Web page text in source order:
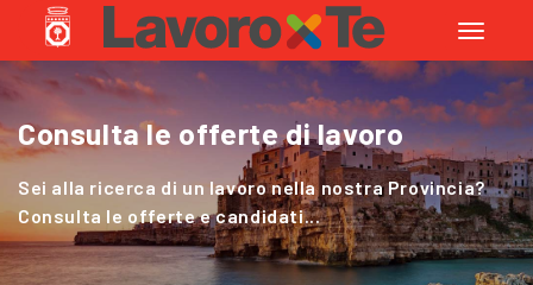
Toggle
Consulta le offerte di lavoro
Sei alla ricerca di un lavoro nella nostra Provincia?
Consulta le offerte e candidati...
Cerchi Lavoro nel Settore Agricolo
?
Sei alla ricerca di un lavoro nella nostra Provincia?
Consulta le offerte e candidati...